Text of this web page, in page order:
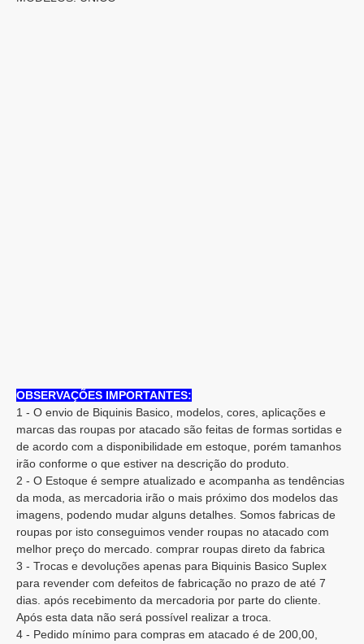
OBSERVAÇÕES IMPORTANTES:
1 - O envio de Biquinis Basico, modelos, cores, aplicações e
marcas das roupas por atacado são feitas de formas sortidas e
de acordo com a disponibilidade em estoque, porém tamanhos
irão conforme o que estiver na descrição do produto.
2 - O Estoque é sempre atualizado e acompanha as tendências
da moda, as mercadoria irão o mais próximo dos modelos das
imagens, podendo mudar alguns detalhes. Somos fabricas de
roupas por isto conseguimos vender roupas no atacado com
melhor preço do mercado. comprar roupas direto da fabrica
3 - Trocas e devoluções apenas para Biquinis Basico Suplex
para revender com defeitos de fabricação no prazo de até 7
dias. após recebimento da mercadoria por parte do cliente.
Após esta data não será possível realizar a troca.
4 - Pedido mínimo para compras em atacado é de 200,00,